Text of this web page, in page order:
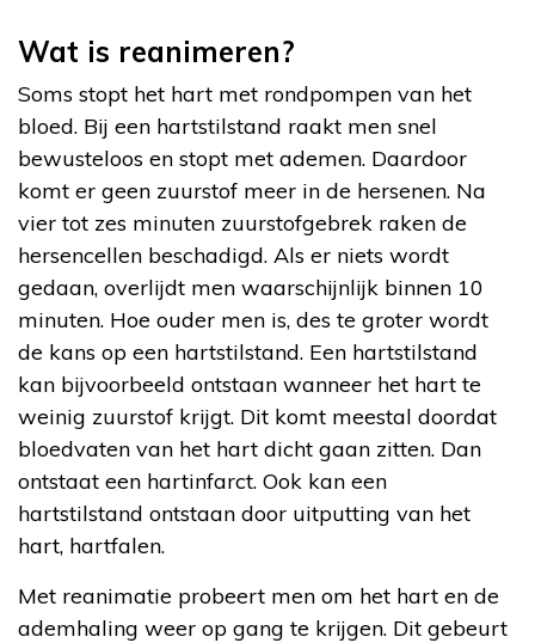
Wat is reanimeren?
Soms stopt het hart met rondpompen van het
bloed. Bij een hartstilstand raakt men snel
bewusteloos en stopt met ademen. Daardoor
komt er geen zuurstof meer in de hersenen. Na
vier tot zes minuten zuurstofgebrek raken de
hersencellen beschadigd. Als er niets wordt
gedaan, overlijdt men waarschijnlijk binnen 10
minuten. Hoe ouder men is, des te groter wordt
de kans op een hartstilstand. Een hartstilstand
kan bijvoorbeeld ontstaan wanneer het hart te
weinig zuurstof krijgt. Dit komt meestal doordat
bloedvaten van het hart dicht gaan zitten. Dan
ontstaat een hartinfarct. Ook kan een
hartstilstand ontstaan door uitputting van het
hart, hartfalen.
Met reanimatie probeert men om het hart en de
ademhaling weer op gang te krijgen. Dit gebeurt